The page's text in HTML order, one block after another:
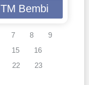
ТМ Bembi
7 8
9
15
16
22
23